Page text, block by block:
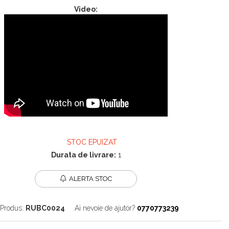
Video:
STOC EPUIZAT
Durata de livrare: 1
ALERTA STOC
RUBC0024 Ai nevoie de ajutor? 0770773239